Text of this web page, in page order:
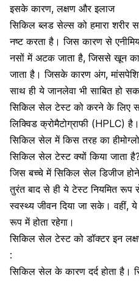
इसके कारण, लक्षण और इलाज
सिकिल ब्लड सेल्स को हमारा शरीर
नष्ट करता है। जिस कारण से
नसों में अटक जाता है, जिससे खून का
जाता है। जिसके कारण अंग,
साथ ही ये जानलेवा भी साबित हो
सिकिल सेल टेस्ट को करने के लिए
लिक्विड क्रोमैटोग्राफी (HPLC)
सिकिल सेल में किस तरह का
सिकिल सेल टेस्ट क्यों किया जाता है?
जिस बच्चे में सिकिल सेल डिजीज
तुरंत बाद से ही ये टेस्ट नियमित
स्वस्थ्य जीवन दिया जा सके। वहीं,
रूप में होता रहेगा।
सिकिल सेल टेस्ट को डॉक्टर इन
:
सिकिल सेल के कारण दर्द होता है।